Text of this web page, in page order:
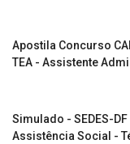
Apostila Concurso
TEA - Assistente
Simulado - SEDES-
Assistência Social -